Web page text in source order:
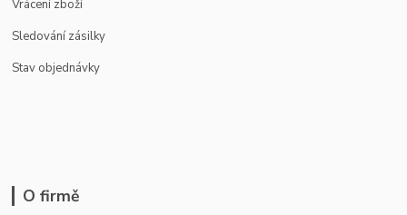
Vrácení zboží
Sledování zásilky
Stav objednávky
O firmě